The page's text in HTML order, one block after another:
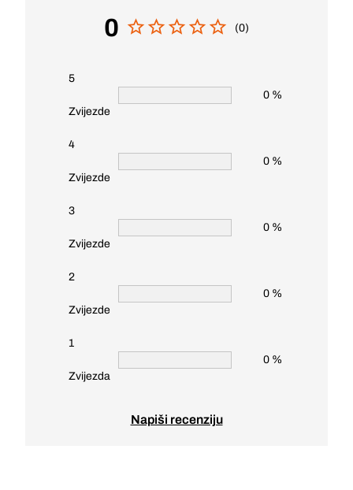
0 (0)
5
Zvijezde
0 %
4
Zvijezde
0 %
3
Zvijezde
0 %
2
Zvijezde
0 %
1
Zvijezda
0 %
Napiši recenziju